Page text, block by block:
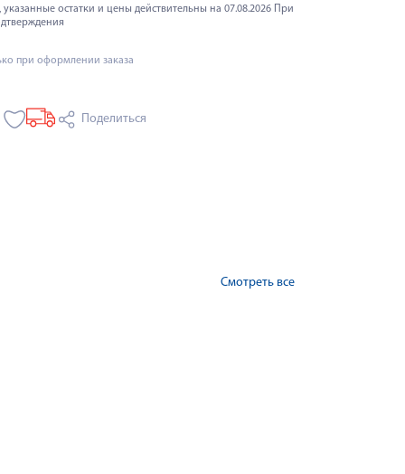
остатки и цены действительны на 07.08.2026 При
при оформлении заказа
Поделиться
Смотреть все